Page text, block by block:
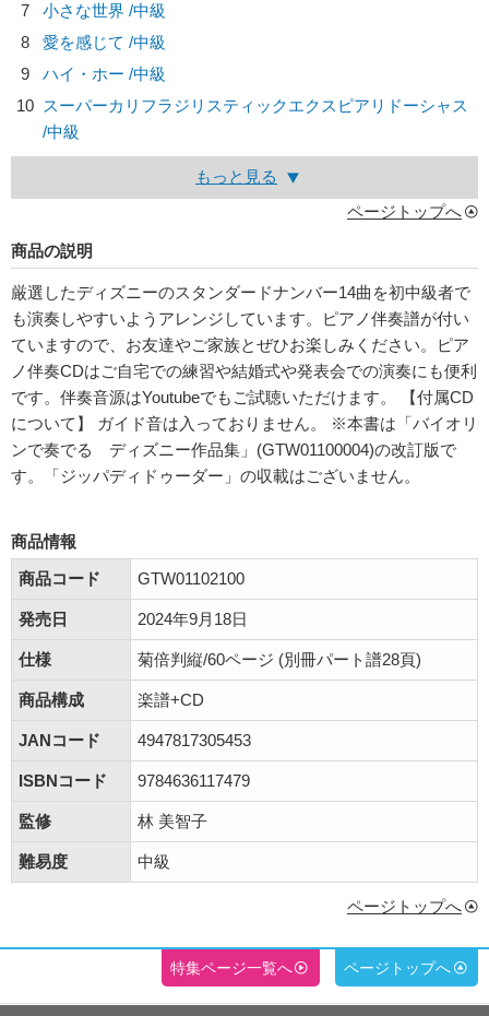
7
小さな世界 /中級
8
愛を感じて /中級
9
ハイ・ホー /中級
10 スーパーカリフラジリスティックエクスピアリドーシャス
/中級
もっと見る
ページトップへ
商品の説明
厳選したディズニーのスタンダードナンバー14曲を初中級者で
も演奏しやすいようアレンジしています。ピアノ伴奏譜が付い
ていますので、お友達やご家族とぜひお楽しみください。ピア
ノ伴奏CDはご自宅での練習や結婚式や発表会での演奏にも便利
です。伴奏音源はYoutubeでもご試聴いただけます。 【付属CD
について】 ガイド音は入っておりません。 ※本書は「バイオリ
ンで奏でる ディズニー作品集」(GTW01100004)の改訂版で
す。「ジッパディドゥーダー」の収載はございません。
商品情報
商品コード
GTW01102100
発売日 2024年9月18日
仕様 菊倍判縦/60ページ (別冊パート譜28頁)
商品構成 楽譜+CD
JANコード 4947817305453
ISBNコード 9784636117479
監修 林 美智子
難易度 中級
ページトップへ
特集ページ一覧へ ページトップへ